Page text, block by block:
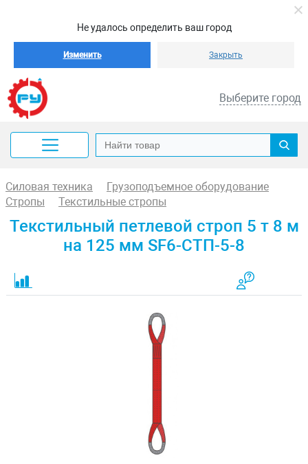
Не удалось определить ваш город
Изменить Закрыть
Выберите город
Силовая техника
Грузоподъемное оборудование
Стропы
Текстильные стропы
Текстильный петлевой строп 5 т 8 м
на 125 мм SF6-СТП-5-8